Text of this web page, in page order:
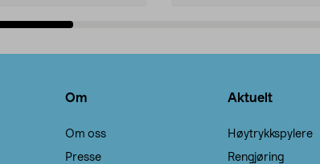
Om
Om oss
Presse
Aktuelt
Høytrykkspylere
Rengjøring